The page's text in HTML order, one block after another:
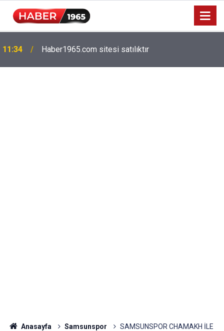
15:52
hesaplarda
Anasayfa Samsunspor
SAMSUNSPOR CHAMAKH İLE